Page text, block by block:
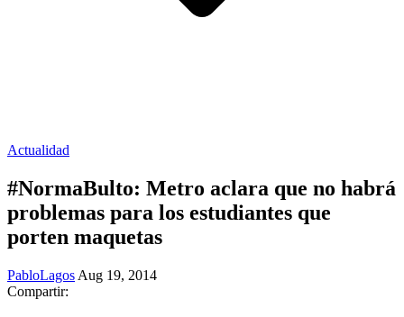
Actualidad
#NormaBulto: Metro aclara que no habrá
problemas para los estudiantes que
porten maquetas
PabloLagos Aug 19, 2014
Compartir: